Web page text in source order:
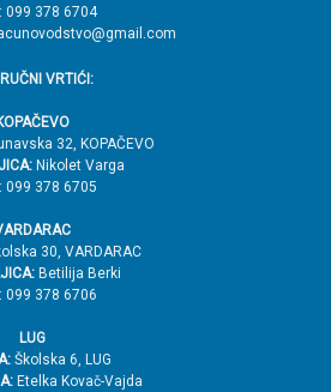
099 378 6704
VRTIĆI:
32, KOPAČEVO
Nikolet Varga
099 378 6705
30, VARDARAC
Betilija Berki
099 378 6706
LUG
Školska 6, LUG
Etelka Kovač-Vajda